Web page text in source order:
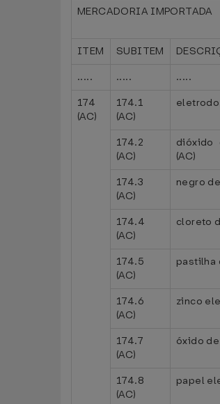
MERCADORIA IMPORTADA
ITEM
SUBITEM
.....
..... .....
174
(AC)
174.1
(AC)
eletrodo
174.2
(AC)
dióxido
(AC)
174.3
(AC)
negro
174.4
(AC)
cloreto
174.5
(AC)
pastilha
174.6
(AC)
zinco
174.7
(AC)
óxido de
174.8
(AC)
papel